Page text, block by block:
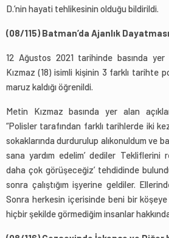
D.’nin hayati tehlikesinin olduğu bildirildi.
(08/115) Batman’da Ajanlık
12 Ağustos 2021 tarihinde basında
Kızmaz (18) isimli kişinin 3 farklı tarihte
maruz kaldığı öğrenildi.
Metin Kızmaz basında yer alan
“Polisler tarafından farklı tarihlerde iki
sokaklarında durdurulup alıkonuldum ve
sana yardım edelim’ dediler Tekliflerini
daha çok görüşeceğiz’ tehdidinde
sonra çalıştığım işyerine geldiler.
Sonra herkesin içerisinde beni bir
hiçbir şekilde görmediğim insanlar